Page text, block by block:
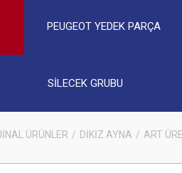
PEUGEOT YEDEK PARÇA
SİLECEK GRUBU
ÜRÜNLER DİKİZ AYNA ART